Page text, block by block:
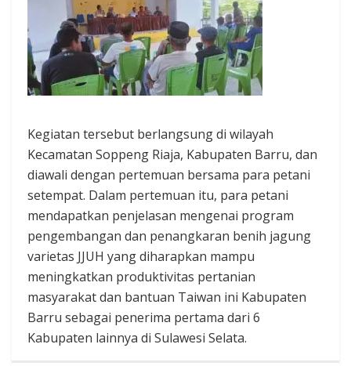
Kegiatan tersebut berlangsung di wilayah
Kecamatan Soppeng Riaja, Kabupaten Barru, dan
diawali dengan pertemuan bersama para petani
setempat. Dalam pertemuan itu, para petani
mendapatkan penjelasan mengenai program
pengembangan dan penangkaran benih jagung
varietas JJUH yang diharapkan mampu
meningkatkan produktivitas pertanian
masyarakat dan bantuan Taiwan ini Kabupaten
Barru sebagai penerima pertama dari 6
Kabupaten lainnya di Sulawesi Selata.